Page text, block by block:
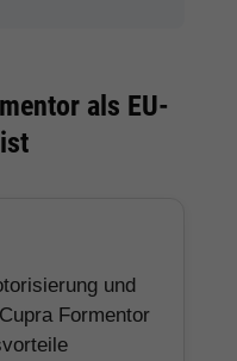
als EU-
und
Formentor